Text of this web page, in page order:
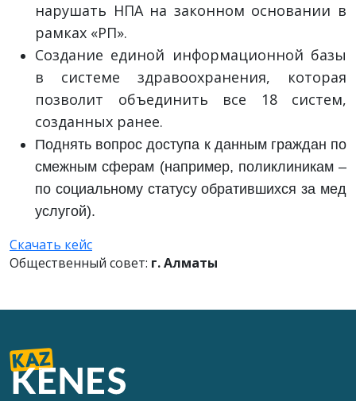
нарушать НПА на законном основании в
рамках «РП».
Создание единой информационной базы
в системе здравоохранения, которая
позволит объединить все 18 систем,
созданных ранее.
Поднять вопрос доступа к данным граждан по
смежным сферам (например, поликлиникам –
по социальному статусу обратившихся за мед
услугой).
Скачать кейс
Общественный совет: г. Алматы